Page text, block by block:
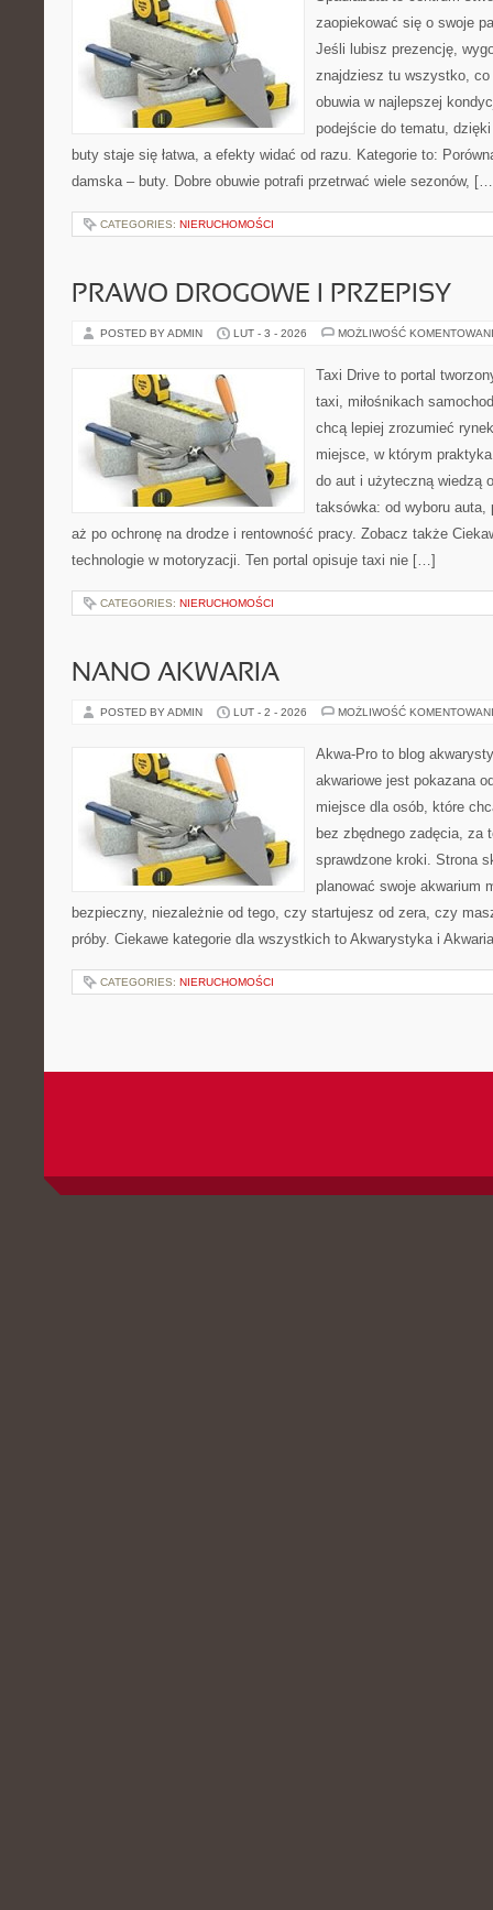
zaopiekować się o swoje
Jeśli lubisz prezencję,
znajdziesz tu wszystko, co
obuwia w najlepszej
podejście do tematu,
buty staje się łatwa, a efekty widać od razu. Kategorie to:
damska – buty. Dobre obuwie potrafi przetrwać wiele sezonów,
CATEGORIES: NIERUCHOMOŚCI
PRAWO DROGOWE I PRZEPISY
POSTED BY ADMIN LUT - 3 - 2026 MOŻLIWOŚĆ
Taxi Drive to portal
taxi, miłośnikach
chcą lepiej zrozumieć
miejsce, w którym
do aut i użyteczną wiedzą
taksówka: od wyboru
aż po ochronę na drodze i rentowność pracy. Zobacz także
technologie w motoryzacji. Ten portal opisuje taxi nie […]
CATEGORIES: NIERUCHOMOŚCI
NANO AKWARIA
POSTED BY ADMIN LUT - 2 - 2026 MOŻLIWOŚĆ
Akwa-Pro to blog
akwariowe jest pokazana
miejsce dla osób, które
bez zbędnego zadęcia, za
sprawdzone kroki. Strona
planować swoje akwarium
bezpieczny, niezależnie od tego, czy startujesz od zera, czy
próby. Ciekawe kategorie dla wszystkich to Akwarystyka i
CATEGORIES: NIERUCHOMOŚCI